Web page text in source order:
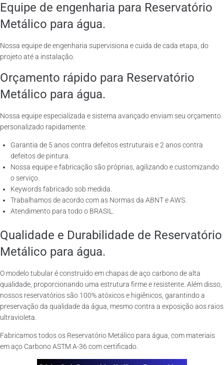
Equipe de engenharia para Reservatório
Metálico para água.
Nossa equipe de engenharia supervisiona e cuida de cada etapa, do
projeto até a instalação.
Orçamento rápido para Reservatório
Metálico para água.
Nossa equipe especializada e sistema avançado enviam seu orçamento
personalizado rapidamente.
Garantia de 5 anos contra defeitos estruturais e 2 anos contra
defeitos de pintura.
Nossa equipe e fabricação são próprias, agilizando e customizando
o serviço.
Keywords fabricado sob medida.
Trabalhamos de acordo com as Normas da ABNT e AWS.
Atendimento para todo o BRASIL.
Qualidade e Durabilidade de Reservatório
Metálico para água.
O modelo tubular é construído em chapas de aço carbono de alta
qualidade, proporcionando uma estrutura firme e resistente. Além disso,
nossos reservatórios são 100% atóxicos e higiênicos, garantindo a
preservação da qualidade da água, mesmo contra a exposição aos raios
ultravioleta.
Fabricamos todos os Reservatório Metálico para água, com materiais
em aço Carbono ASTM A-36 com certificado.